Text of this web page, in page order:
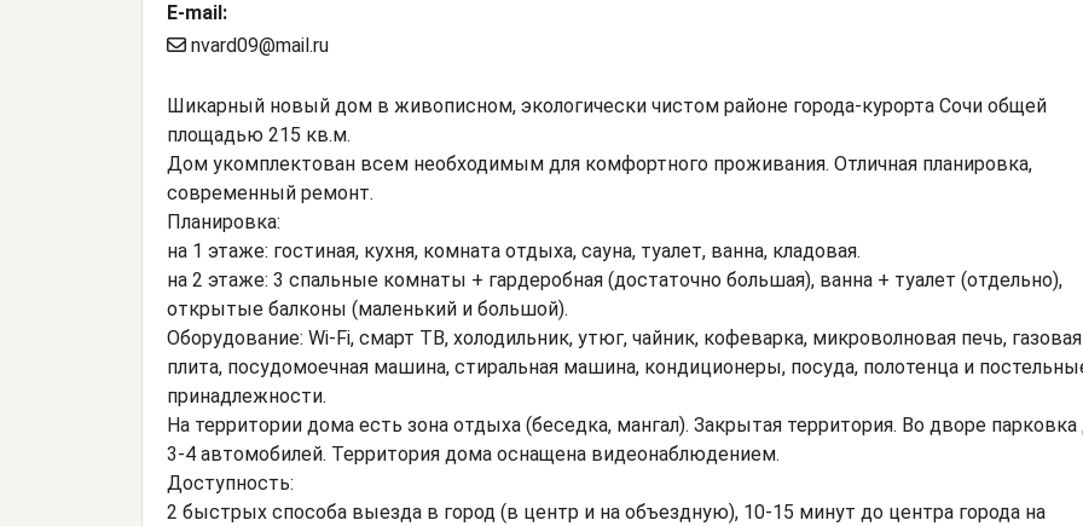
E-mail:
nvard09@mail.ru
Шикарный новый дом в живописном, экологически чистом районе города-курорта Сочи общей
площадью 215 кв.м.
Дом укомплектован всем необходимым для комфортного проживания. Отличная планировка,
современный ремонт.
Планировка:
на 1 этаже: гостиная, кухня, комната отдыха, сауна, туалет, ванна, кладовая.
на 2 этаже: 3 спальные комнаты + гардеробная (достаточно большая), ванна + туалет (отдельно),
открытые балконы (маленький и большой).
Оборудование: Wi-Fi, смарт ТВ, холодильник, утюг, чайник, кофеварка, микроволновая печь, газовая
плита, посудомоечная машина, стиральная машина, кондиционеры, посуда, полотенца и
принадлежности.
На территории дома есть зона отдыха (беседка, мангал). Закрытая территория. Во дворе парковка
3-4 автомобилей. Территория дома оснащена видеонаблюдением.
Доступность:
2 быстрых способа выезда в город (в центр и на объездную), 10-15 минут до центра города на